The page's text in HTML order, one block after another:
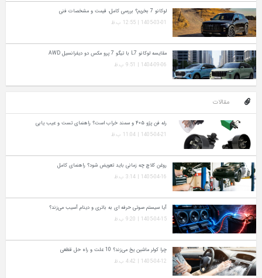
لوکانو 7 بخریم؟ بررسی کامل، قیمت و مشخصات فنی
1405-03-01 | 12:55 ب.ظ
مقایسه لوکانو L7 با تیگو 7 پرو مکس دو دیفرانسیل AWD
1404-09-06 | 9:51 ب.ظ
مقالات
رله فن پژو ۴۰۵ و سمند خراب است؟ راهنمای تست و عیب‌ یابی
1405-04-21 | 11:04 ب.ظ
روغن کلاچ چه زمانی باید تعویض شود؟ راهنمای کامل
1405-04-16 | 3:14 ب.ظ
آیا سیستم صوتی حرفه‌ ای به باتری و دینام آسیب می‌زند؟
1405-04-15 | 9:20 ب.ظ
چرا کولر ماشین یخ می‌زند؟ 10 علت و راه‌ حل قطعی
1405-04-12 | 4:42 ب.ظ